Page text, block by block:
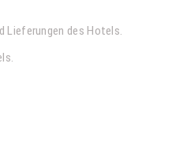
Lieferungen des Hotels.